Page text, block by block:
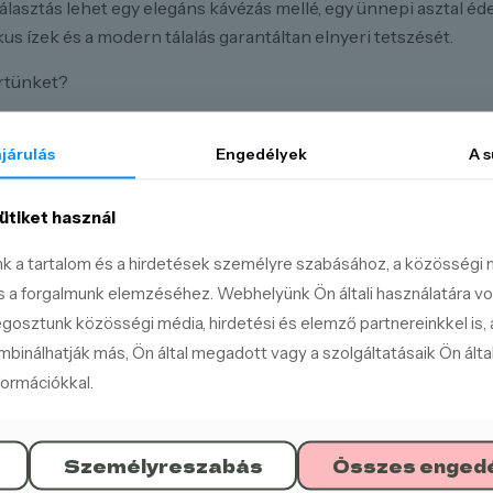
lehet egy elegáns kávézás mellé, egy ünnepi asztal
ízek és a modern tálalás garantáltan elnyeri tetszését.
a tojáshab időtálló harmóniája.
töltelékhez.
ízek.
élvezze a hagyomány és az elegancia tökéletes
Engedélyek A
használ
a tartalom és a hirdetések személyre szabásához, a közösségi
forgalmunk elemzéséhez. Webhelyünk Ön általi használatára
közösségi média, hirdetési és elemző partnereinkkel is,
más, Ön által megadott vagy a szolgáltatásaik Ön
Személyreszabás Összes